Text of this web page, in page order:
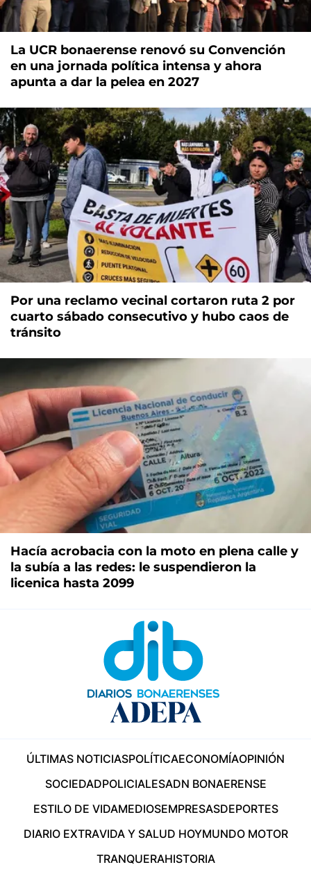
La UCR bonaerense renovó su Convención
en una jornada política intensa y ahora
apunta a dar la pelea en 2027
Por una reclamo vecinal cortaron ruta 2 por
cuarto sábado consecutivo y hubo caos de
tránsito
Hacía acrobacia con la moto en plena calle y
la subía a las redes: le suspendieron la
licenica hasta 2099
ÚLTIMAS NOTICIASPOLÍTICAECONOMÍAOPINIÓN
SOCIEDADPOLICIALESADN BONAERENSE
ESTILO DE VIDAMEDIOSEMPRESASDEPORTES
DIARIO EXTRAVIDA Y SALUD HOYMUNDO MOTOR
TRANQUERAHISTORIA